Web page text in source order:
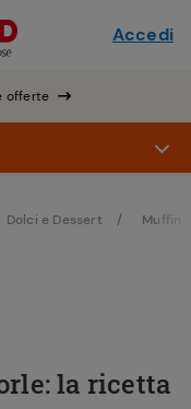
offerte
Accedi
Dolci e Dessert Muffin
la ricetta